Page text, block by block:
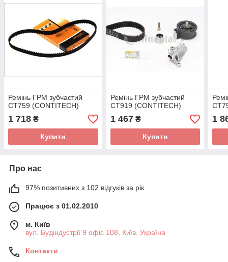
Ремінь ГРМ зубчастий
CT759 (CONTITECH)
1 718 ₴
Купити
Ремінь ГРМ зубчастий
CT919 (CONTITECH)
1 467₴
Купити
1
Про нас
97% позитивних з 102 відгуків за рік
Працює з 01.02.2010
м. Київ
вул. Будіндустрії 9 офіс 108, Київ, Україна
Контакти